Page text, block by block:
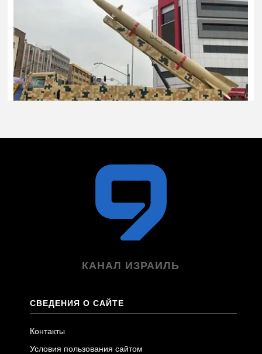
КАНАЛ ИЗРАИЛЬ
СВЕДЕНИЯ О САЙТЕ
Контакты
Условия пользования сайтом